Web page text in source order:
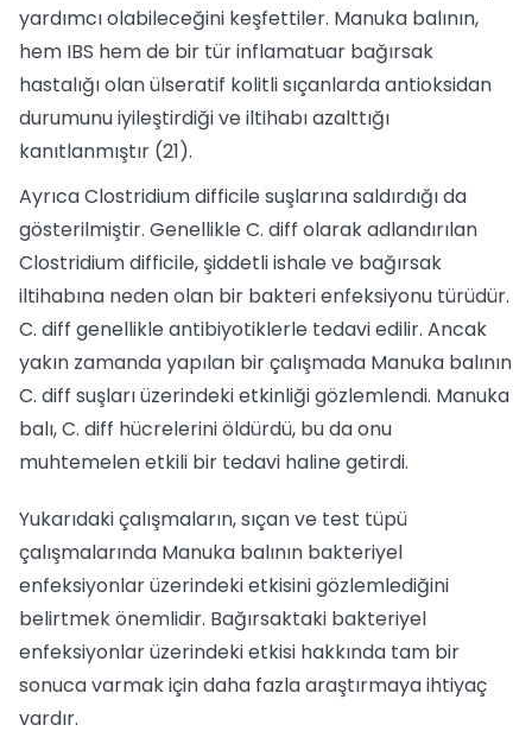
yardımcı olabileceğini keşfettiler. Manuka balının,
hem IBS hem de bir tür inflamatuar bağırsak
hastalığı olan ülseratif kolitli sıçanlarda antioksidan
durumunu iyileştirdiği ve iltihabı azalttığı
kanıtlanmıştır (21).
Ayrıca Clostridium difficile suşlarına saldırdığı da
gösterilmiştir. Genellikle C. diff olarak adlandırılan
Clostridium difficile, şiddetli ishale ve bağırsak
iltihabına neden olan bir bakteri enfeksiyonu türüdür.
C. diff genellikle antibiyotiklerle tedavi edilir. Ancak
yakın zamanda yapılan bir çalışmada Manuka balının
C. diff suşları üzerindeki etkinliği gözlemlendi. Manuka
balı, C. diff hücrelerini öldürdü, bu da onu
muhtemelen etkili bir tedavi haline getirdi.
Yukarıdaki çalışmaların, sıçan ve test tüpü
çalışmalarında Manuka balının bakteriyel
enfeksiyonlar üzerindeki etkisini gözlemlediğini
belirtmek önemlidir. Bağırsaktaki bakteriyel
enfeksiyonlar üzerindeki etkisi hakkında tam bir
sonuca varmak için daha fazla araştırmaya ihtiyaç
vardır.